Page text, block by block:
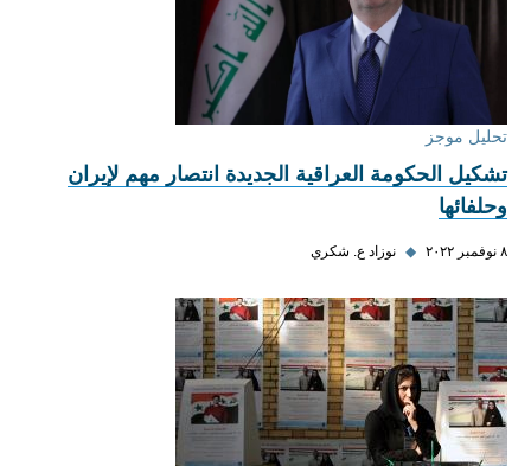
تحليل موجز
تشكيل الحكومة العراقية الجديدة انتصار مهم لإيران
وحلفائها
٨ نوفمبر ٢٠٢٢ ◆ نوزاد ع. شكري